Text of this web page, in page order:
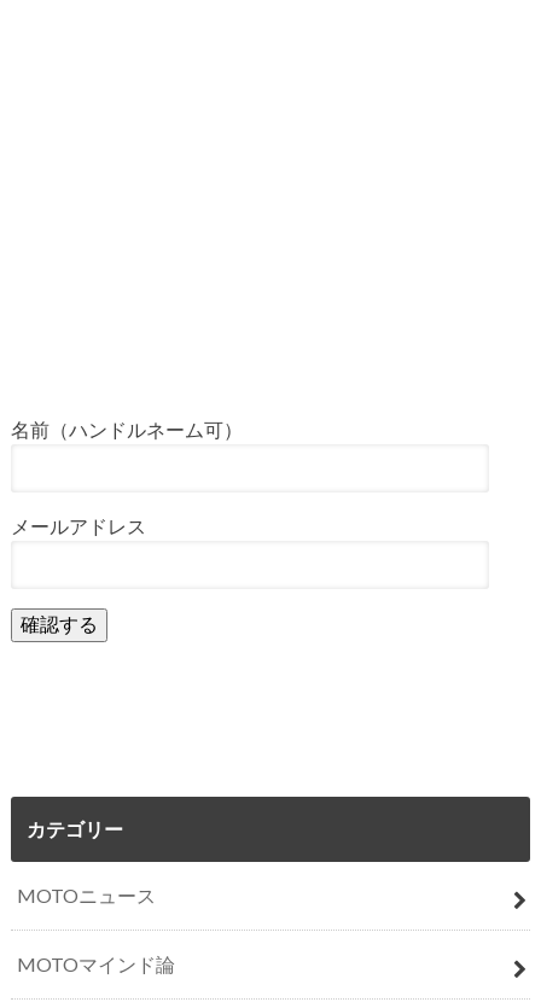
名前（ハンドルネーム可）
メールアドレス
カテゴリー
MOTOニュース
MOTOマインド論